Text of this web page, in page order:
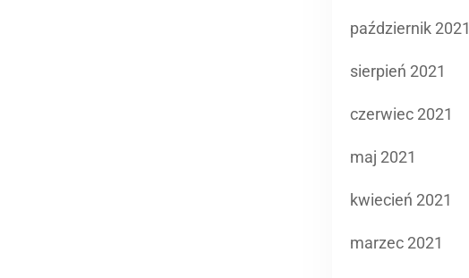
październik 2021
sierpień 2021
czerwiec 2021
maj 2021
kwiecień 2021
marzec 2021